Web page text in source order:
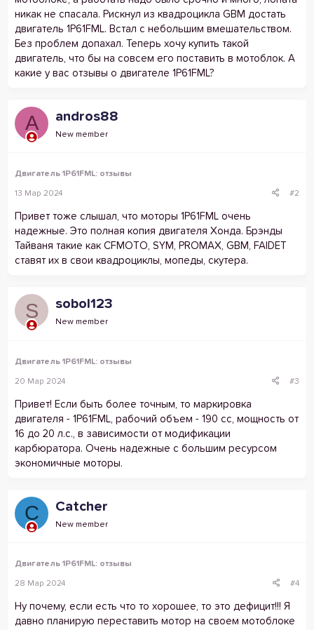
никак не спасала. Рискнул из квадроцикла GBM достать
двигатель 1P61FML. Встал с небольшим вмешательством.
Без проблем допахал. Теперь хочу купить такой
двигатель, что бы на совсем его поставить в мотоблок. А
какие у вас отзывы о двигателе 1P61FML?
A andros88
New member
Двигатель 1P61FML: отзывы
13 Мар 2024 #2
Привет тоже слышал, что моторы 1P61FML очень
надежные. Это полная копия двигателя Хонда. Брэнды
Тайваня такие как CFMOTO, SYM, PROMAX, GBM, FAIDET
ставят их в свои квадроциклы, мопеды, скутера.
S sobol123
New member
Двигатель 1P61FML: отзывы
20 Мар 2024 #3
Привет! Если быть более точным, то маркировка
двигателя - 1P61FML, рабочий объем - 190 cc, мощность от
16 до 20 л.с., в зависимости от модификации
карбюратора. Очень надежные с большим ресурсом
экономичные моторы.
C Catcher
New member
Двигатель 1P61FML: отзывы
28 Мар 2024 #4
Ну почему, если есть что то хорошее, то это дефицит!!! Я
давно планирую переставить мотор на своем мотоблоке